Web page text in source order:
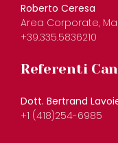
Roberto Ceresa
Area Corporate,
+39.335.5836210
Referenti
Dott. Bertrand
+1 (418)254-6985